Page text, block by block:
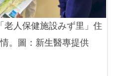
老人保健施設みず里」住
。圖：新生醫專提供